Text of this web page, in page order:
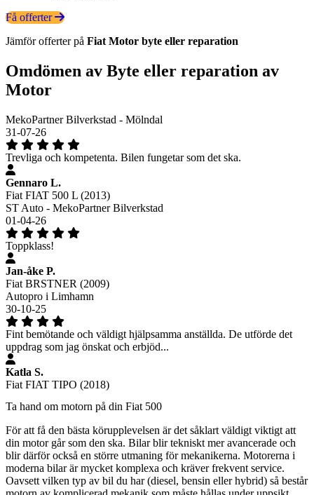
Få offerter
Jämför offerter på Fiat Motor byte eller reparation
Omdömen av Byte eller reparation av
Motor
MekoPartner Bilverkstad - Mölndal
31-07-26
Trevliga och kompetenta. Bilen fungetar som det ska.
Gennaro L.
Fiat FIAT 500 L (2013)
ST Auto - MekoPartner Bilverkstad
01-04-26
Toppklass!
Jan-åke P.
Fiat BRSTNER (2009)
Autopro i Limhamn
30-10-25
Fint bemötande och väldigt hjälpsamma anställda. De utförde det
uppdrag som jag önskat och erbjöd...
Katla S.
Fiat FIAT TIPO (2018)
Ta hand om motorn på din Fiat 500
För att få den bästa körupplevelsen är det såklart väldigt viktigt att
din motor går som den ska. Bilar blir tekniskt mer avancerade och
blir därför också en större utmaning för mekanikerna. Motorerna i
moderna bilar är mycket komplexa och kräver frekvent service.
Oavsett vilken typ av bil du har (diesel, bensin eller hybrid) så består